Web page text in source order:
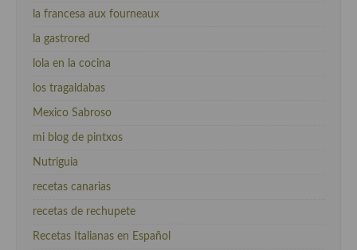
la francesa aux fourneaux
la gastrored
lola en la cocina
los tragaldabas
Mexico Sabroso
mi blog de pintxos
Nutriguia
recetas canarias
recetas de rechupete
Recetas Italianas en Español